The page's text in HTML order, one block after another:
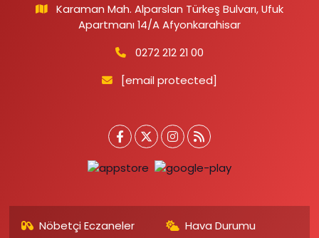
Karaman Mah. Alparslan Türkeş Bulvarı, Ufuk
Apartmanı 14/A Afyonkarahisar
0272 212 21 00
[email protected]
Nöbetçi Eczaneler
Hava Durumu